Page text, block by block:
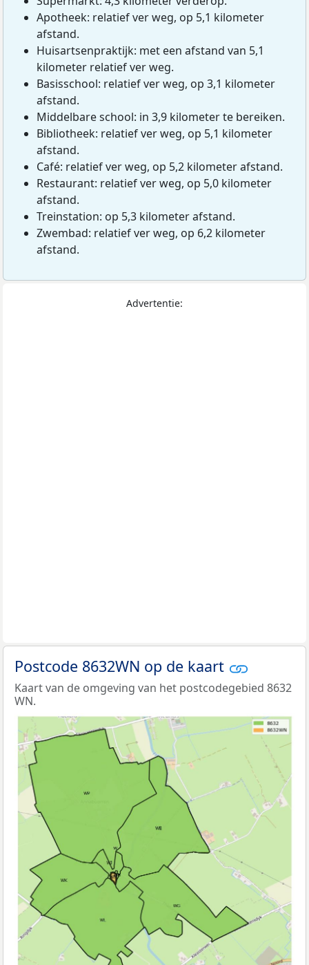
Apotheek: relatief ver weg, op 5,1 kilometer
afstand.
Huisartsenpraktijk: met een afstand van 5,1
kilometer relatief ver weg.
Basisschool: relatief ver weg, op 3,1 kilometer
afstand.
Middelbare school: in 3,9 kilometer te bereiken.
Bibliotheek: relatief ver weg, op 5,1 kilometer
afstand.
Café: relatief ver weg, op 5,2 kilometer afstand.
Restaurant: relatief ver weg, op 5,0 kilometer
afstand.
Treinstation: op 5,3 kilometer afstand.
Zwembad: relatief ver weg, op 6,2 kilometer
afstand.
Advertentie:
Postcode 8632WN op de kaart
Kaart van de omgeving van het postcodegebied 8632
WN.